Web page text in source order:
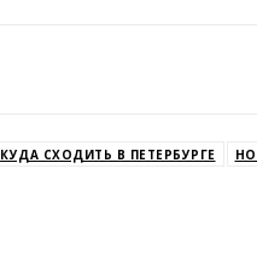
КУДА СХОДИТЬ В ПЕТЕРБУРГЕ